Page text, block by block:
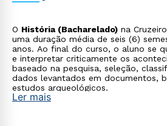
O História (Bacharelado) na
uma duração média de seis (6)
anos. Ao final do curso, o aluno se
e interpretar criticamente os
baseado na pesquisa, seleção,
dados levantados em documentos,
estudos arqueológicos.
Ler mais